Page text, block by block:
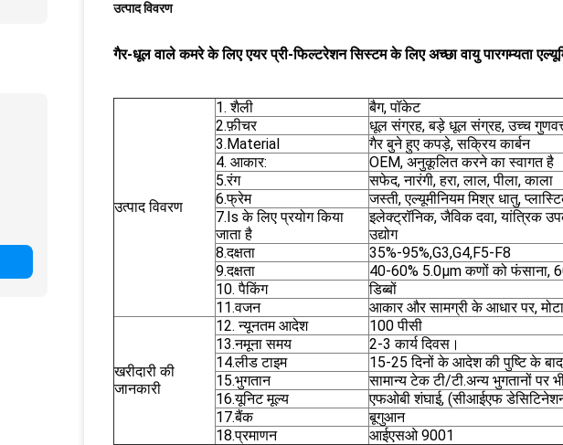
उत्पाद विवरण
गैर-धूल वाले कमरे के लिए एयर प्री-फिल्टरेशन सिस्टम के लिए अच्छा वायु पारगम्यता
उत्पाद विवरण
1. शैली
बैग, पॉकेट
2.फ़ीचर
धूल संग्रह, बड़े धूल संग्रह, उच्च
3.Material
गैर बुने हुए कपड़े, सक्रिय कार्बन
4. आकार:
OEM, अनुकूलित करने का स्वागत है
5.रंग
सफेद, नारंगी, हरा, लाल, पीला, काला
6.फ्रेम
जस्ती, एल्यूमीनियम मिश्र धातु,
7.Is के लिए प्रयोग किया
जाता है
इलेक्ट्रॉनिक, जैविक दवा, यांत्रिक
उद्योग
8.दक्षता
35%-95%,G3,G4,F5-F8
9.दक्षता
40-60% 5.0μm कणों को फंसाना,
10. पैकिंग
डिब्बों
11.वजन
आकार और सामग्री के आधार पर,
खरीदारी की
जानकारी
12. न्यूनतम आदेश
100 पीसी
13.नमूना समय
2-3 कार्य दिवस।
14.लीड टाइम
15-25 दिनों के आदेश की पुष्टि के
15.भुगतान
सामान्य टेक टी/टी.अन्य भुगतानों पर
16.यूनिट मूल्य
एफओबी शंघाई, (सीआईएफ
17.बैंक
बूगुआन
18.प्रमाणन
आईएसओ 9001